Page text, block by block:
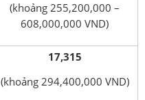
(khoảng 255,200,000 –
608,000,000 VND)
17,315
(khoảng 294,400,000 VND)